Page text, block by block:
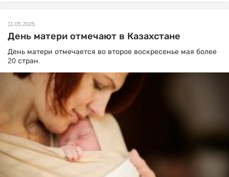
11.05.2025
День матери отмечают в Казахстане
День матери отмечается во второе воскресенье мая более
20 стран.